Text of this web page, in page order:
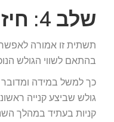
שלב 4: חיזוי שווי גולש
תשתית זו אמורה לאפשר
בהתאם לשווי הגולש
כך למשל במידה ומדובר